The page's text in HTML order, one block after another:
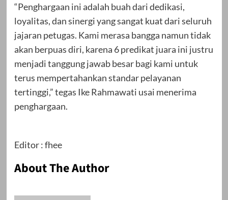
“Penghargaan ini adalah buah dari dedikasi,
loyalitas, dan sinergi yang sangat kuat dari seluruh
jajaran petugas. Kami merasa bangga namun tidak
akan berpuas diri, karena 6 predikat juara ini justru
menjadi tanggung jawab besar bagi kami untuk
terus mempertahankan standar pelayanan
tertinggi,” tegas Ike Rahmawati usai menerima
penghargaan.
Editor : fhee
About The Author